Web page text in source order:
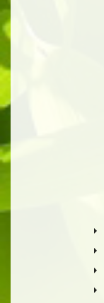
►
►
►